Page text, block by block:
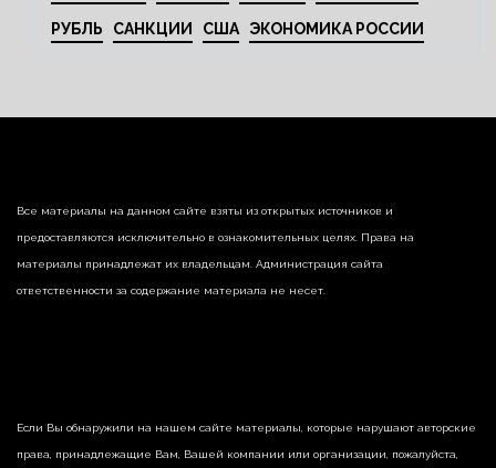
РУБЛЬ САНКЦИИ США ЭКОНОМИКА РОССИИ
Все материалы на данном сайте взяты из открытых источников и
предоставляются исключительно в ознакомительных целях. Права на
материалы принадлежат их владельцам. Администрация сайта
ответственности за содержание материала не несет.
Если Вы обнаружили на нашем сайте материалы, которые нарушают авторские
права, принадлежащие Вам, Вашей компании или организации, пожалуйста,